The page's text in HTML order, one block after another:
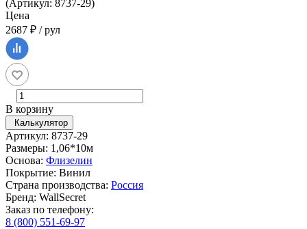
(Артикул: 8737-29)
Цена
2687 ₽ / рул
В корзину
Калькулятор
Артикул: 8737-29
Размеры: 1,06*10м
Основа: Флизелин
Покрытие: Винил
Страна производства: Россия
Бренд: WallSecret
Заказ по телефону:
8 (800) 551-69-97